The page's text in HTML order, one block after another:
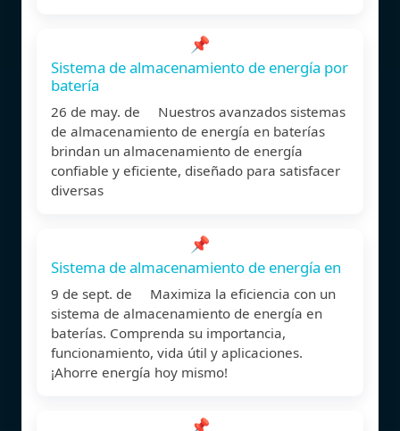
📌
Sistema de almacenamiento de energía por
batería
26 de may. de Nuestros avanzados sistemas
de almacenamiento de energía en baterías
brindan un almacenamiento de energía
confiable y eficiente, diseñado para satisfacer
diversas
📌
Sistema de almacenamiento de energía en
9 de sept. de Maximiza la eficiencia con un
sistema de almacenamiento de energía en
baterías. Comprenda su importancia,
funcionamiento, vida útil y aplicaciones.
¡Ahorre energía hoy mismo!
📌